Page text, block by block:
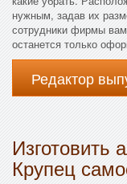
нужным, задав их
сотрудники фирмы вам
останется только
Редактор
Изготовить
Крупец